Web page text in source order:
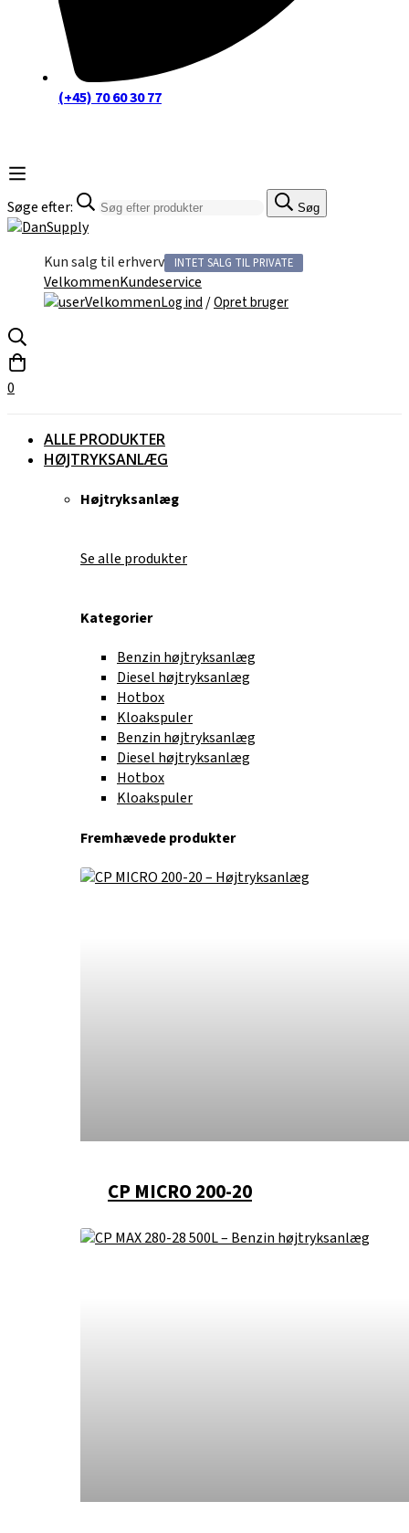
(+45) 70 60 30 77
Søge efter: Søg
Kun salg til erhverv INTET SALG TIL PRIVATE
VelkommenKundeservice
VelkommenLog ind/Opret bruger
0
ALLE PRODUKTER
HØJTRYKSANLÆG
Højtryksanlæg
Se alle produkter
Kategorier
Benzin højtryksanlæg
Diesel højtryksanlæg
Hotbox
Kloakspuler
Benzin højtryksanlæg
Diesel højtryksanlæg
Hotbox
Kloakspuler
Fremhævede produkter
CP MICRO 200-20